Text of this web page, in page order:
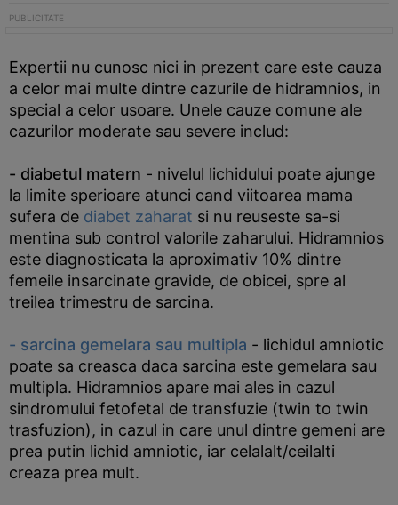
Expertii nu cunosc nici in prezent care este cauza
a celor mai multe dintre cazurile de hidramnios, in
special a celor usoare. Unele cauze comune ale
cazurilor moderate sau severe includ:
- diabetul matern - nivelul lichidului poate ajunge
la limite sperioare atunci cand viitoarea mama
sufera de diabet zaharat si nu reuseste sa-si
mentina sub control valorile zaharului. Hidramnios
este diagnosticata la aproximativ 10% dintre
femeile insarcinate gravide, de obicei, spre al
treilea trimestru de sarcina.
- sarcina gemelara sau multipla - lichidul amniotic
poate sa creasca daca sarcina este gemelara sau
multipla. Hidramnios apare mai ales in cazul
sindromului fetofetal de transfuzie (twin to twin
trasfuzion), in cazul in care unul dintre gemeni are
prea putin lichid amniotic, iar celalalt/ceilalti
creaza prea mult.